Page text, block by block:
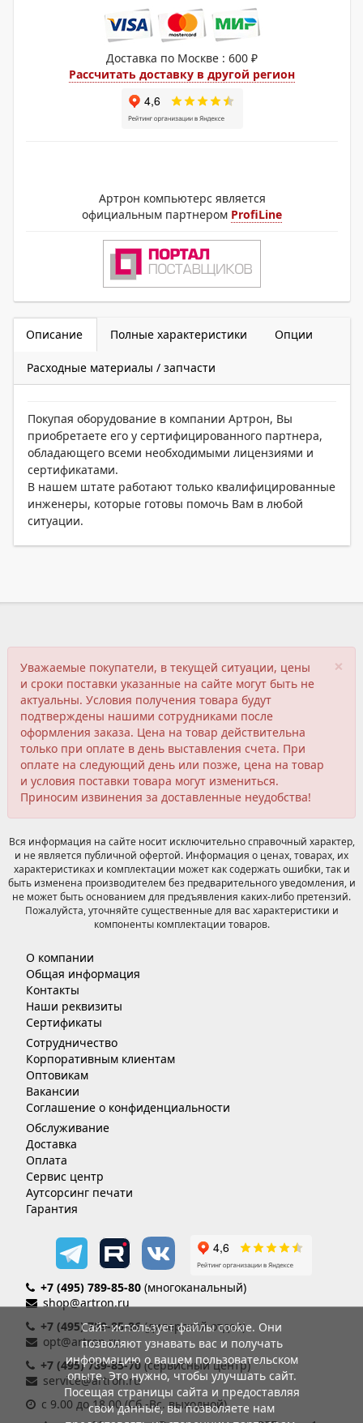
Доставка по Москве : 600 ₽
Рассчитать доставку в другой регион
Артрон компьютерс является
официальным партнером ProfiLine
Описание Полные характеристики Опции
Расходные материалы / запчасти
Покупая оборудование в компании Артрон, Вы
приобретаете его у сертифицированного партнера,
обладающего всеми необходимыми лицензиями и
сертификатами.
В нашем штате работают только квалифицированные
инженеры, которые готовы помочь Вам в любой
ситуации.
×
Уважаемые покупатели, в текущей ситуации, цены
и сроки поставки указанные на сайте могут быть не
актуальны. Условия получения товара будут
подтверждены нашими сотрудниками после
оформления заказа. Цена на товар действительна
только при оплате в день выставления счета. При
оплате на следующий день или позже, цена на товар
и условия поставки товара могут измениться.
Приносим извинения за доставленные неудобства!
Вся информация на сайте носит исключительно справочный характер,
и не является публичной офертой. Информация о ценах, товарах, их
характеристиках и комплектации может как содержать ошибки, так и
быть изменена производителем без предварительного уведомления, и
не может быть основанием для предъявления каких-либо претензий.
Пожалуйста, уточняйте существенные для вас характеристики и
компоненты комплектации товаров.
О компании
Общая информация
Контакты
Наши реквизиты
Сертификаты
Сотрудничество
Корпоративным клиентам
Оптовикам
Вакансии
Соглашение о конфиденциальности
Обслуживание
Доставка
Оплата
Сервис центр
Аутсорсинг печати
Гарантия
+7 (495) 789-85-80 (многоканальный)
shop@artron.ru
+7 (495) 789-85-86(дилерский отдел)
opt@artron.ru
+7 (495) 789-85-70 (сервисный центр)
service@artron.ru
с 9.00 до 18.00 (Сб.-Вс. выходной)
Сайт использует файлы cookie. Они
позволяют узнавать вас и получать
информацию о вашем пользовательском
опыте. Это нужно, чтобы улучшать сайт.
Посещая страницы сайта и предоставляя
свои данные, вы позволяете нам